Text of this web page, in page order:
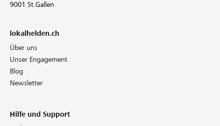
9001 St.Gallen
lokalhelden.ch
Über uns
Unser Engagement
Blog
Newsletter
Hilfe und Support